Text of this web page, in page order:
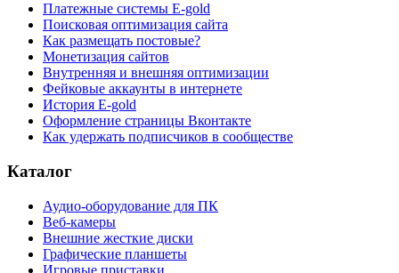
Платежные системы E-gold
Поисковая оптимизация сайта
Как размещать постовые?
Монетизация сайтов
Внутренняя и внешняя оптимизации
Фейковые аккаунты в интернете
История E-gold
Оформление страницы Вконтакте
Как удержать подписчиков в сообществе
Каталог
Аудио-оборудование для ПК
Веб-камеры
Внешние жесткие диски
Графические планшеты
Игровые приставки